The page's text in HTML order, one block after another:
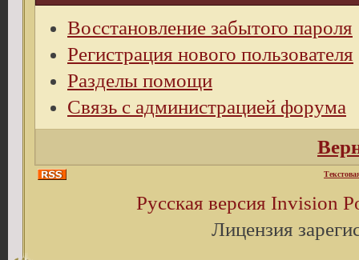
Восстановление забытого пароля
Регистрация нового пользователя
Разделы помощи
Связь с администрацией форума
Русская версия Invision
Лицензия